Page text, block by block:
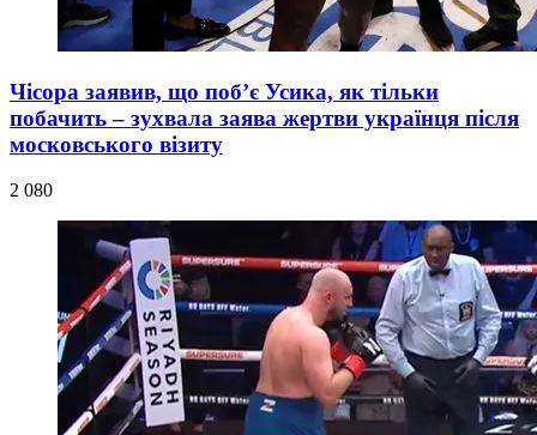
Чісора заявив, що поб’є Усика, як тільки
побачить – зухвала заява жертви українця після
московського візиту
2 080